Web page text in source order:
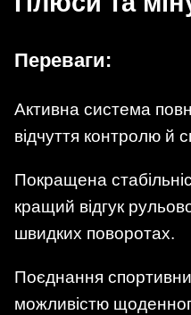
Переваги:
Активна система
відчуття контролю й
Покращена
кращий відгук
швидких поворотах.
Поєднання
можливістю